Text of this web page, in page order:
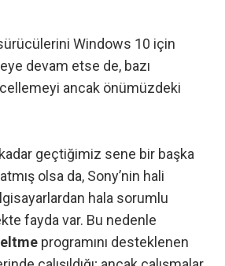
Windows 10 için
devam etse de, bazı
ancak önümüzdeki
geçtiğimiz sene bir başka
olsa da, Sony’nin hali
hala sorumlu
fayda var. Bu nedenle
programını desteklenen